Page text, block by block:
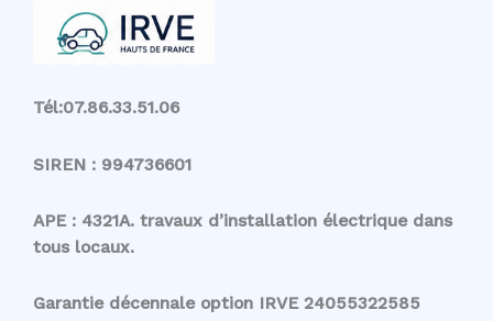
Tél:07.86.33.51.06
SIREN : 994736601
APE : 4321A. travaux d’installation électrique dans
tous locaux.
Garantie décennale option IRVE 24055322585